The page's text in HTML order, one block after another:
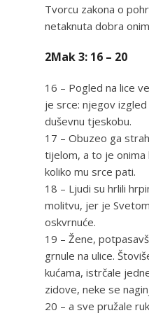
Tvorcu zakona o
netaknuta dobra
2Mak 3: 16 – 20
16 – Pogled na lice
je srce: njegov
duševnu tjeskobu.
17 – Obuzeo ga
tijelom, a to je onima
koliko mu srce pati.
18 – Ljudi su hrlili
molitvu, jer je
oskvrnuće.
19 – Žene,
grnule na ulice.
kućama, istrčale
zidove, neke se
20 – a sve pružale